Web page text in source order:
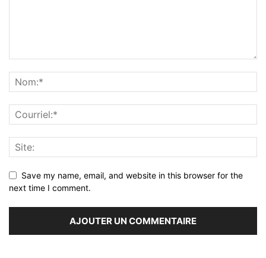
Save my name, email, and website in this browser for the
next time I comment.